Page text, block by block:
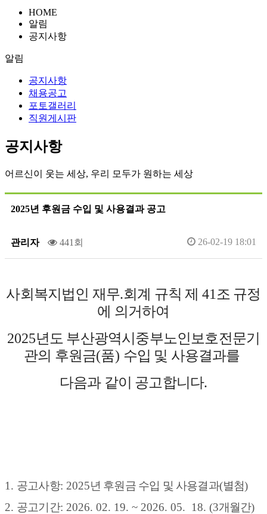
HOME
알림
공지사항
알림
공지사항
채용공고
포토갤러리
직원게시판
공지사항
어르신이 웃는 세상, 우리 모두가 원하는 세상
2025년 후원금 수입 및 사용결과 공고
관리자 441회 26-02-19 18:01
사회복지법인 재무.회계 규칙 제 41 조 규정
에 의거하여
2025년도 부산광역시중부노인보호전문기
관의 후원금(품) 수입 및 사용결과를
다음과 같이 공고합니다.
1. 공고사항: 2025년 후원금 수입 및 사용결과(별첨)
2. 공고기간: 2026. 02. 19. ~ 2026. 05. 18. (3개월간)